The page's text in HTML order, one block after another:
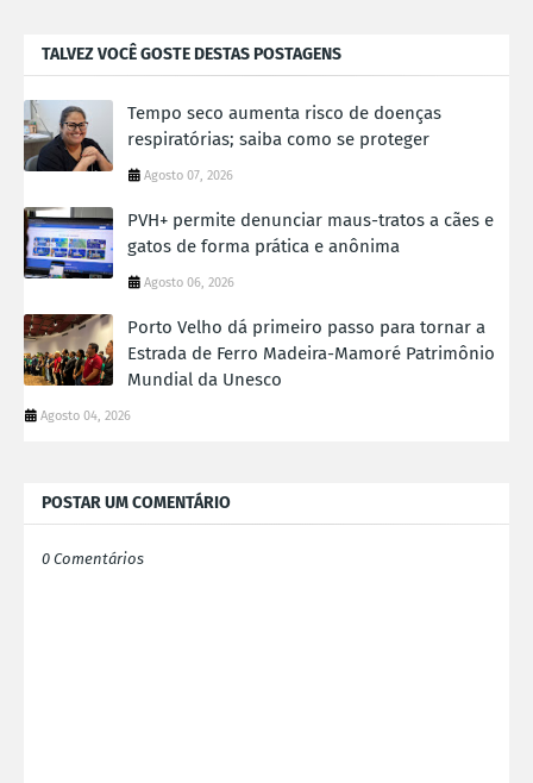
TALVEZ VOCÊ GOSTE DESTAS POSTAGENS
Tempo seco aumenta risco de doenças
respiratórias; saiba como se proteger
Agosto 07, 2026
PVH+ permite denunciar maus-tratos a cães e
gatos de forma prática e anônima
Agosto 06, 2026
Porto Velho dá primeiro passo para tornar a
Estrada de Ferro Madeira-Mamoré Patrimônio
Mundial da Unesco
Agosto 04, 2026
POSTAR UM COMENTÁRIO
0 Comentários